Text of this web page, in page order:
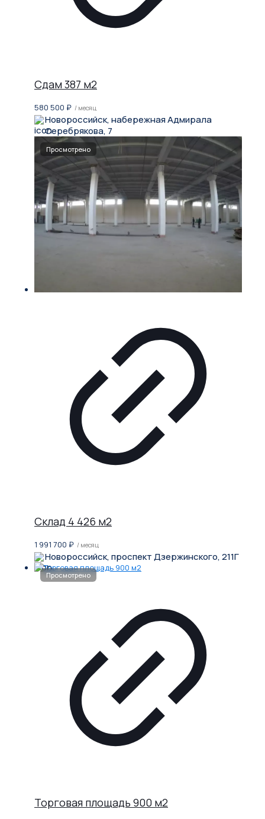
Сдам 387 м2
580 500 ₽ / месяц
Новороссийск, набережная Адмирала
Серебрякова, 7
Склад 4 426 м2
1 991 700 ₽ / месяц
Новороссийск, проспект Дзержинского, 211Г
Торговая площадь 900 м2